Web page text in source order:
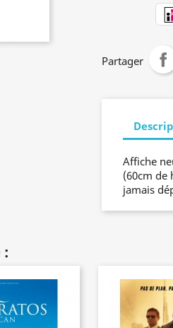
Partager
Affiche
(60cm de
jamais
: